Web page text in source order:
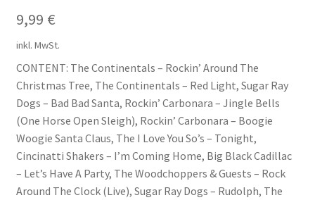
9,99 €
inkl. MwSt.
CONTENT: The Continentals – Rockin’ Around The
Christmas Tree, The Continentals – Red Light, Sugar Ray
Dogs – Bad Bad Santa, Rockin’ Carbonara – Jingle Bells
(One Horse Open Sleigh), Rockin’ Carbonara – Boogie
Woogie Santa Claus, The I Love You So’s – Tonight,
Cincinatti Shakers – I’m Coming Home, Big Black Cadillac
– Let’s Have A Party, The Woodchoppers & Guests – Rock
Around The Clock (Live), Sugar Ray Dogs – Rudolph, The